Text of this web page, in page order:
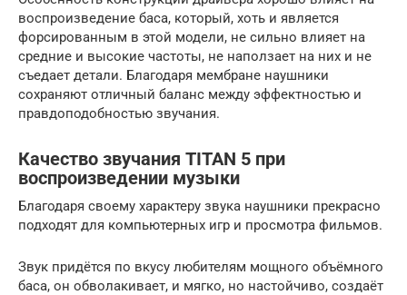
воспроизведение баса, который, хоть и является
форсированным в этой модели, не сильно влияет на
средние и высокие частоты, не наползает на них и не
съедает детали. Благодаря мембране наушники
сохраняют отличный баланс между эффектностью и
правдоподобностью звучания.
Качество звучания TITAN 5 при
воспроизведении музыки
Благодаря своему характеру звука наушники прекрасно
подходят для компьютерных игр и просмотра фильмов.
Звук придётся по вкусу любителям мощного объёмного
баса, он обволакивает, и мягко, но настойчиво, создаёт